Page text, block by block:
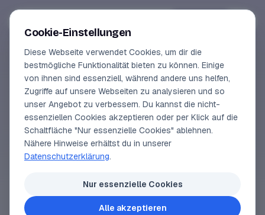
Online-Kurse
Vorschau
Erfahrungen
Lehrbuchautor
SEGELLEXIKON
Seetörn
Törn.
Cookie-Einstellungen
Diese Webseite verwendet Cookies, um dir die
bestmögliche Funktionalität bieten zu können. Einige
von ihnen sind essenziell, während andere uns helfen,
Zugriffe auf unsere Webseiten zu analysieren und so
unser Angebot zu verbessern. Du kannst die nicht-
essenziellen Cookies akzeptieren oder per Klick auf die
Schaltfläche "Nur essenzielle Cookies" ablehnen.
Nähere Hinweise erhältst du in unserer
Datenschutzerklärung.
Nur essenzielle Cookies
Alle akzeptieren